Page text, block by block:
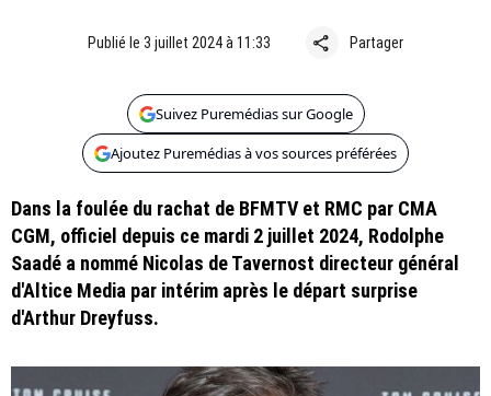
Publié le 3 juillet 2024 à 11:33 share Partager
Suivez Puremédias sur Google
Ajoutez Puremédias à vos sources préférées
Dans la foulée du rachat de BFMTV et RMC par CMA
CGM, officiel depuis ce mardi 2 juillet 2024, Rodolphe
Saadé a nommé Nicolas de Tavernost directeur général
d'Altice Media par intérim après le départ surprise
d'Arthur Dreyfuss.